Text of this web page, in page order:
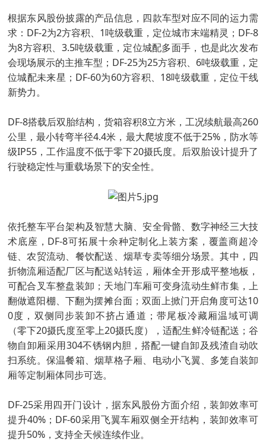
根据东风股份披露的产品信息，四款车型对应不同的运力需
求：DF-2为2方容积、1吨级载重，定位城市末端精灵；DF-8
为8方容积、3.5吨级载重，定位城配多面手，也是此次发布
会现场展示的主推车型；DF-25为25方容积、6吨级载重，定
位城配未来星；DF-60为60方容积、18吨级载重，定位干线
新势力。
DF-8搭载后双胎结构，货箱容积8立方米，工况续航最高260
公里，最小转弯半径4.4米，最大爬坡度不低于25%，防水等
级IP55，工作温度不低于零下20摄氏度。后双胎设计提升了
行驶稳定性与重载场景下的安全性。
依托整车平台架构及智慧大脑、安全骨骼、数字神经三大技
术底座，DF-8可拓展十余种定制化上装方案，覆盖商超冷
链、农贸流动、餐饮配送、烟草专卖等细分场景。其中，四
折物流厢适配厂区与配送站转运，厢体全开形成平整地板，
可配合叉车整盘装卸；天地门车厢可变身流动生鲜市集，上
翻做遮阳棚、下翻为摆摊台面；双面上掀门开启角度可达10
0度，双侧同步装卸不挤占通道；带尾板冷藏厢温域可调
（零下20摄氏度至零上20摄氏度），适配生鲜冷链配送；谷
物自卸厢采用304不锈钢内胆，搭配一键自卸及残渣自动吹
扫系统。保温餐箱、烟草格子厢、电动小飞翼、多笼自装卸
厢等定制厢体同步可选。
DF-25采用四开门设计，据东风股份方面介绍，装卸效率可
提升40%；DF-60采用飞翼车厢双侧全开结构，装卸效率可
提升50%，支持全天候连续作业。